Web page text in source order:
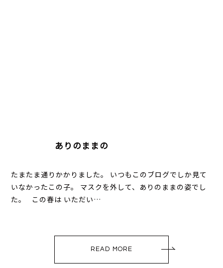
ありのままの
たまたま通りかかりました。 いつもこのブログでしか見て
いなかったこの子。 マスクを外して、ありのままの姿でし
た。 この春は いただい…
READ MORE